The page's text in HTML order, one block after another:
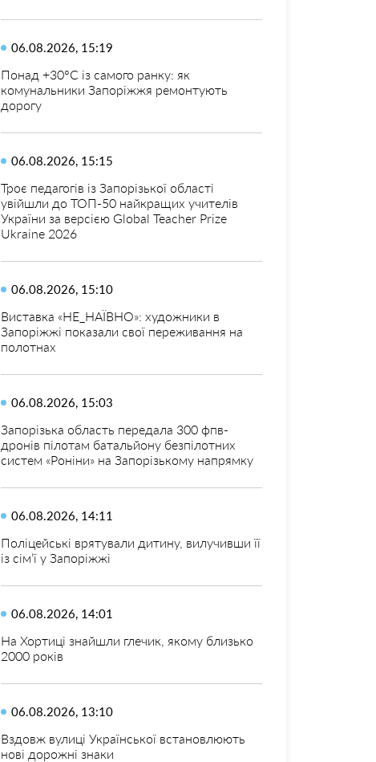
06.08.2026, 15:19
Понад +30°C із самого ранку: як
комунальники Запоріжжя ремонтують
дорогу
06.08.2026, 15:15
Троє педагогів із Запорізької області
увійшли до ТОП-50 найкращих учителів
України за версією Global Teacher Prize
Ukraine 2026
06.08.2026, 15:10
Виставка «НЕ_НАЇВНО»: художники в
Запоріжжі показали свої переживання на
полотнах
06.08.2026, 15:03
Запорізька область передала 300 фпв-
дронів пілотам батальйону безпілотних
систем «Роніни» на Запорізькому напрямку
06.08.2026, 14:11
Поліцейські врятували дитину, вилучивши її
із сім’ї у Запоріжжі
06.08.2026, 14:01
На Хортиці знайшли глечик, якому близько
2000 років
06.08.2026, 13:10
Вздовж вулиці Української встановлюють
нові дорожні знаки